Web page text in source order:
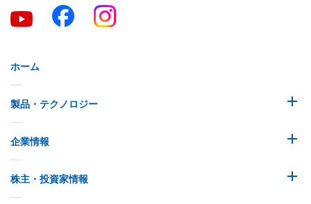
ホーム
製品・テクノロジー
企業情報
株主・投資家情報